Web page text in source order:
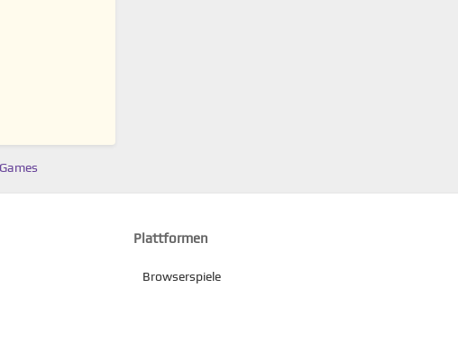
Plattformen
Browserspiele